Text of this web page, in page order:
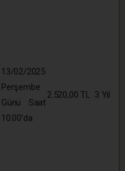
13/02/2025
Perşembe
Günü Saat
10:00’da
2.520,00 TL 3 Yıl